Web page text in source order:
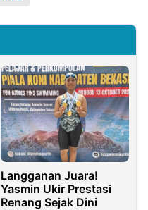
Langganan Juara!
Yasmin Ukir Prestasi
Renang Sejak Dini